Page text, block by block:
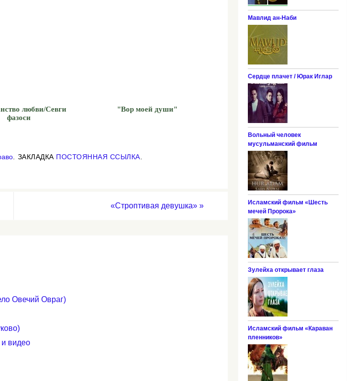
любви/Севги
фазоси
"Вор моей души"
. ЗАКЛАДКА ПОСТОЯННАЯ ССЫЛКА.
«Строптивая девушка» »
Овечий Овраг)
видео
Мавлид ан-Наби
Сердце плачет / Юрак Иглар
Вольный человек
мусульманский фильм
Исламский фильм «Шесть
мечей Пророка»
Зулейха открывает глаза
Исламский фильм «Караван
пленников»